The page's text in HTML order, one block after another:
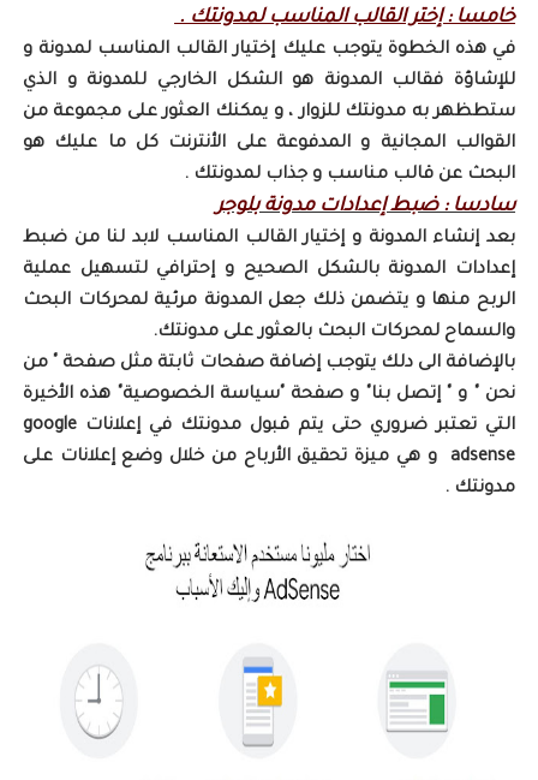
خامسا : إختر القالب المناسب لمدونتك .
في هذه الخطوة يتوجب عليك إختيار القالب المناسب لمدونة و
للإشاؤة فقالب المدونة هو الشكل الخارجي للمدونة و الذي
ستطظهر به مدونتك للزوار ، و يمكنك العثور على مجموعة من
القوالب المجانية و المدفوعة على الأنترنت كل ما عليك هو
البحث عن قالب مناسب و جذاب لمدونتك .
سادسا : ضبط إعدادات مدونة بلوجر
بعد إنشاء المدونة و إختيار القالب المناسب لابد لنا من ضبط
إعدادات المدونة بالشكل الصحيح و إحترافي لتسهيل عملية
الربح منها و يتضمن ذلك جعل المدونة مرئية لمحركات البحث
والسماح لمحركات البحث بالعثور على مدونتك.
بالإضافة الى دلك يتوجب إضافة صفحات ثابتة مثل صفحة " من
نحن " و " إتصل بنا" و صفحة "سياسة الخصوصية" هذه الأخيرة
التي تعتبر ضروري حتى يتم قبول مدونتك في إعلانات google
adsense و هي ميزة تحقيق الأرباح من خلال وضع إعلانات على
مدونتك .